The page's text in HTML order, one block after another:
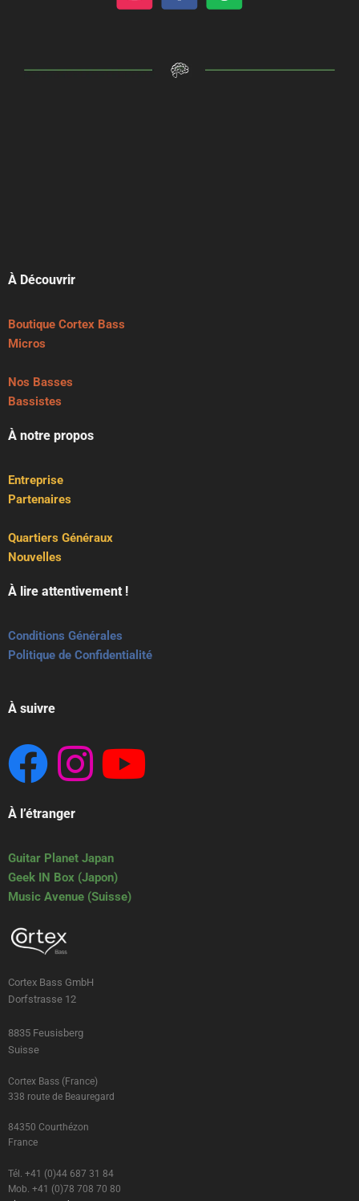
À Découvrir
Boutique Cortex Bass
Micros
Nos Basses
Bassistes
À notre propos
Entreprise
Partenaires
Quartiers Généraux
Nouvelles
À lire attentivement !
Conditions Générales
Politique de Confidentialité
À suivre
À l’étranger
Guitar Planet Japan
Geek IN Box (Japon)
Music Avenue (Suisse)
Cortex Bass GmbH
Dorfstrasse 12
8835 Feusisberg
Suisse
Cortex Bass (France)
338 route de Beauregard
84350 Courthézon
France
Tél. +41 (0)44 687 31 84
Mob. +41 (0)78 708 70 80